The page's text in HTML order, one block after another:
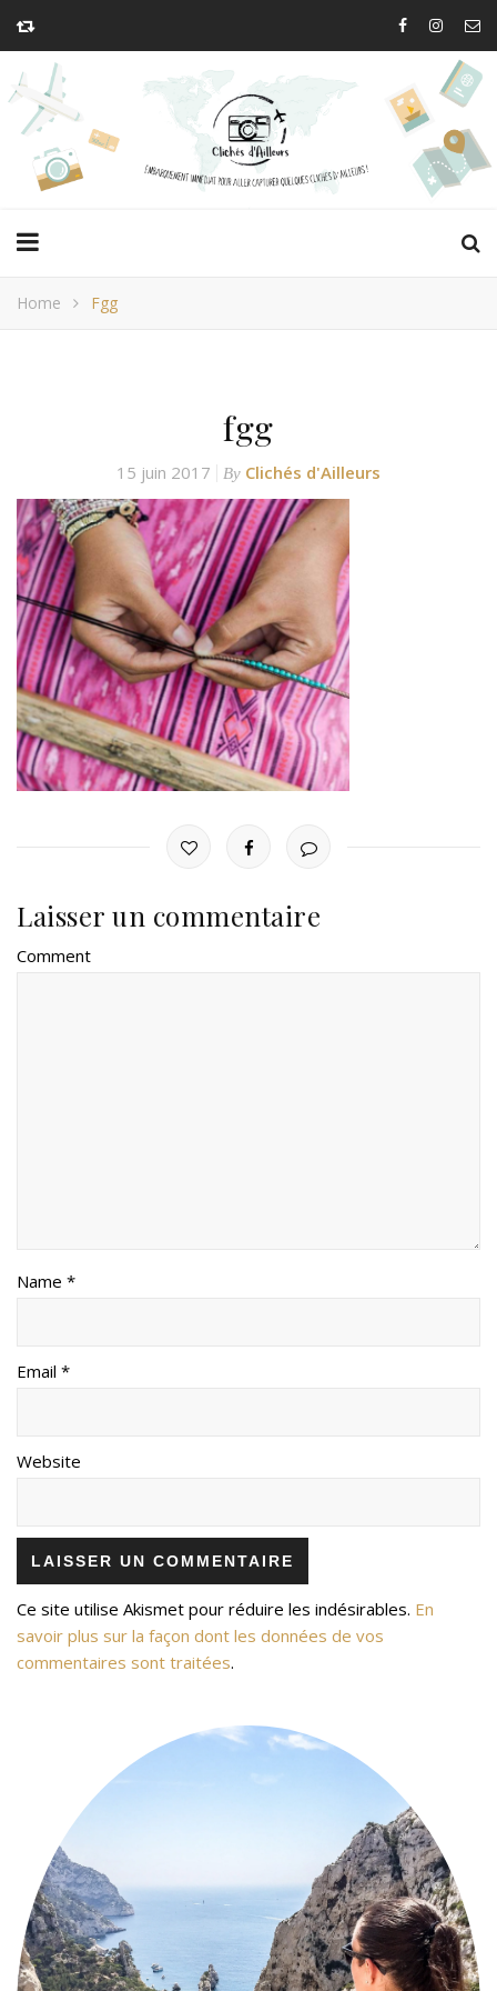
Home Fgg
fgg
15 juin 2017 By Clichés d'Ailleurs
Laisser un commentaire
Comment
Name *
Email *
Website
Ce site utilise Akismet pour réduire les indésirables. En
savoir plus sur la façon dont les données de vos
commentaires sont traitées.